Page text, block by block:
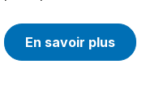
En savoir plus